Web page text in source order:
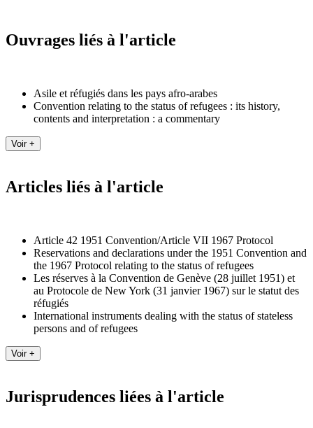
Ouvrages liés à l'article
Asile et réfugiés dans les pays afro-arabes
Convention relating to the status of refugees : its history,
contents and interpretation : a commentary
Articles liés à l'article
Article 42 1951 Convention/Article VII 1967 Protocol
Reservations and declarations under the 1951 Convention and
the 1967 Protocol relating to the status of refugees
Les réserves à la Convention de Genève (28 juillet 1951) et
au Protocole de New York (31 janvier 1967) sur le statut des
réfugiés
International instruments dealing with the status of stateless
persons and of refugees
Jurisprudences liées à l'article